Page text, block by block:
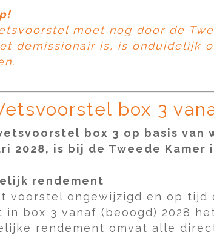
moet nog door de
demissionair is, is onduidelijk
box 3
box 3 op basis van
2028, is bij de Tweede Kamer
rendement
voorstel ongewijzigd en op tijd
in box 3 vanaf (beoogd) 2028
rendement omvat alle